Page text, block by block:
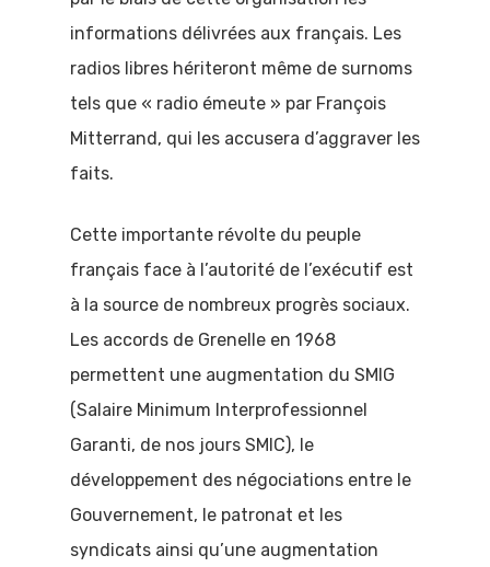
informations délivrées aux français. Les
radios libres hériteront même de surnoms
tels que « radio émeute » par François
Mitterrand, qui les accusera d’aggraver les
faits.
Cette importante révolte du peuple
français face à l’autorité de l’exécutif est
à la source de nombreux progrès sociaux.
Les accords de Grenelle en 1968
permettent une augmentation du SMIG
(Salaire Minimum Interprofessionnel
Garanti, de nos jours SMIC), le
développement des négociations entre le
Gouvernement, le patronat et les
syndicats ainsi qu’une augmentation
Comprendre
politique
Comprendre
l’actualité
politique
Vidéos
Grand débat